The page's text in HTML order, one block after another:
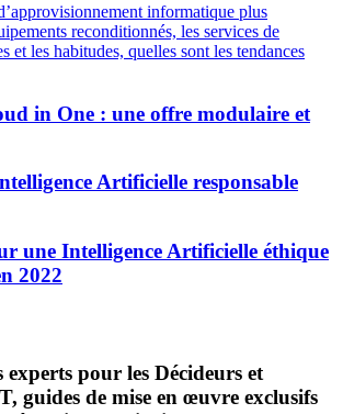
informatique plus
reconditionnés, les services de
et les habitudes, quelles sont les tendances
in One : une offre modulaire et
Artificielle responsable
une Intelligence Artificielle éthique
2022
experts pour les Décideurs et
guides de mise en œuvre exclusifs